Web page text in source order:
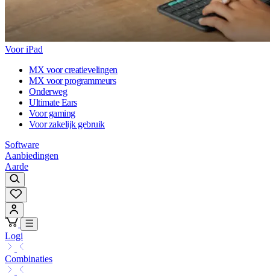
Voor iPad
MX voor creatievelingen
MX voor programmeurs
Onderweg
Ultimate Ears
Voor gaming
Voor zakelijk gebruik
Software
Aanbiedingen
Aarde
Logi
Combinaties